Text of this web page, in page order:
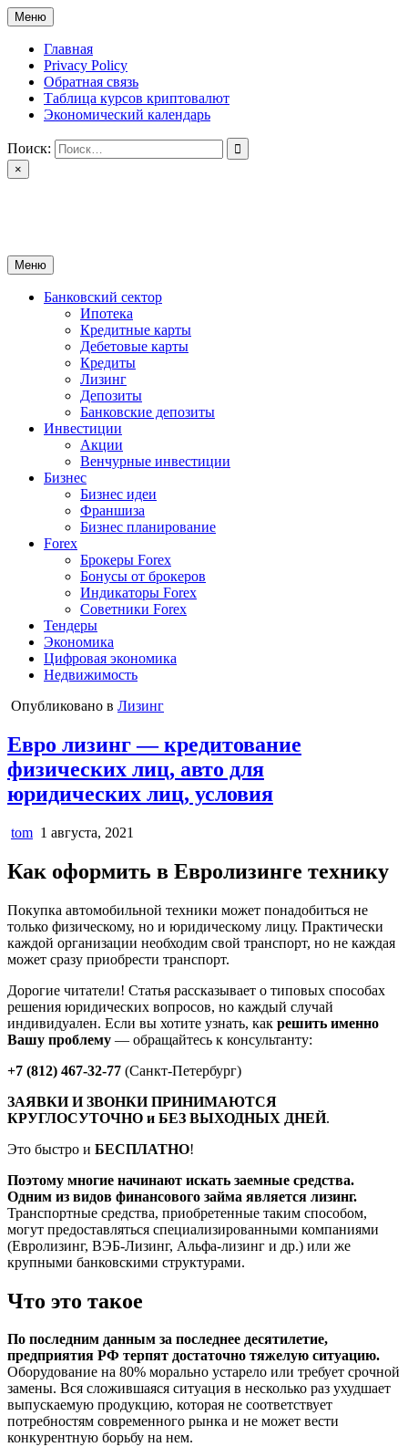
Перейти
к
содержимому
Меню
Главная
Privacy Policy
Обратная связь
Таблица курсов криптовалют
Экономический календарь
Поиск:
×
Меню
Банковский сектор
Ипотека
Кредитные карты
Дебетовые карты
Кредиты
Лизинг
Депозиты
Банковские депозиты
Инвестиции
Акции
Венчурные инвестиции
Бизнес
Бизнес идеи
Франшиза
Бизнес планирование
Forex
Брокеры Forex
Бонусы от брокеров
Индикаторы Forex
Советники Forex
Тендеры
Экономика
Цифровая экономика
Недвижимость
Опубликовано в Лизинг
Евро лизинг — кредитование
физических лиц, авто для
юридических лиц, условия
tom 1 августа, 2021
Как оформить в Евролизинге технику
Покупка автомобильной техники может понадобиться не
только физическому, но и юридическому лицу. Практически
каждой организации необходим свой транспорт, но не каждая
может сразу приобрести транспорт.
Дорогие читатели! Статья рассказывает о типовых способах
решения юридических вопросов, но каждый случай
индивидуален. Если вы хотите узнать, как решить именно
Вашу проблему — обращайтесь к консультанту:
+7 (812) 467-32-77 (Санкт-Петербург)
ЗАЯВКИ И ЗВОНКИ ПРИНИМАЮТСЯ
КРУГЛОСУТОЧНО и БЕЗ ВЫХОДНЫХ ДНЕЙ.
Это быстро и БЕСПЛАТНО!
Поэтому многие начинают искать заемные средства.
Одним из видов финансового займа является лизинг.
Транспортные средства, приобретенные таким способом,
могут предоставляться специализированными компаниями
(Евролизинг, ВЭБ-Лизинг, Альфа-лизинг и др.) или же
крупными банковскими структурами.
Что это такое
По последним данным за последнее десятилетие,
предприятия РФ терпят достаточно тяжелую ситуацию.
Оборудование на 80% морально устарело или требует срочной
замены. Вся сложившаяся ситуация в несколько раз ухудшает
выпускаемую продукцию, которая не соответствует
потребностям современного рынка и не может вести
конкурентную борьбу на нем.